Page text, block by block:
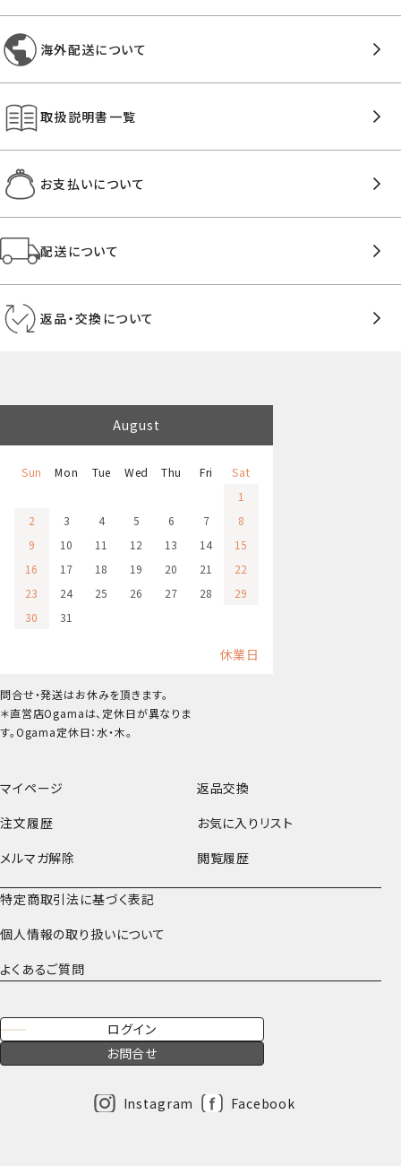
海外配送について
取扱説明書一覧
お支払いについて
配送について
返品・交換について
マイページ
返品交換
注文履歴
お気に入りリスト
メルマガ解除
閲覧履歴
特定商取引法に基づく表記
個人情報の取り扱いについて
よくあるご質問
ログイン
お問合せ
Instagram Facebook
August
Sun Mon Tue Wed Thu Fri
Sat
1
2
3 4 5 6 7
8
9
10 11 12 13 14
15
16
17 18 19 20 21
22
23
24 25 26 27 28
29
30
31
休業日
問合せ・発送はお休みを頂きます。
＊直営店Ogamaは、定休日が異なりま
す。Ogama定休日：水・木。